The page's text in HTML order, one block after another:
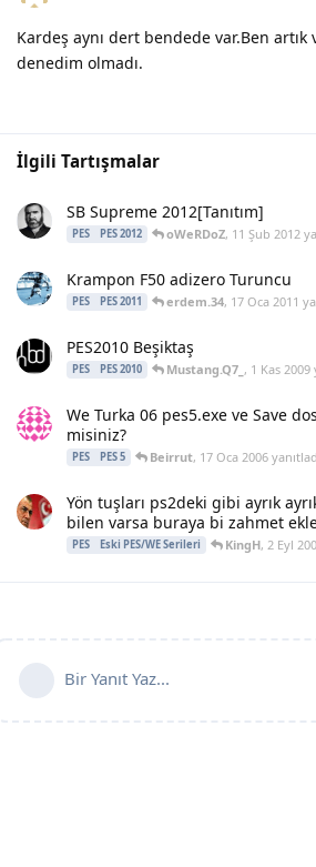
Kardeş aynı dert bendede var.Ben artık
denedim olmadı.
İlgili Tartışmalar
SB Supreme 2012[Tanıtım]
PES PES 2012 oWeRDoZ, 11 Şub 2012
Krampon F50 adizero Turuncu
PES PES 2011 erdem.34, 17 Oca 2011
PES2010 Beşiktaş
PES PES 2010 Mustang.Q7_ , 1 Kas 2009
We Turka 06 pes5.exe ve Save
misiniz?
PES PES 5 Beirrut, 17 Oca 2006
Yön tuşları ps2deki gibi ayrık
bilen varsa buraya bi zahmet
PES Eski PES/WE Serileri KingH, 2 Eyl
Bir Yanıt Yaz...